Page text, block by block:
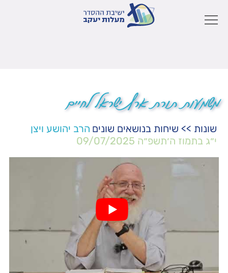
משמעות תורת ארץ ישראל לחיים
שונות >> שיחות בנושאים שונים הרב יהושע ויצן
י״ג בתמוז ה׳תשפ״ה 09/07/2025